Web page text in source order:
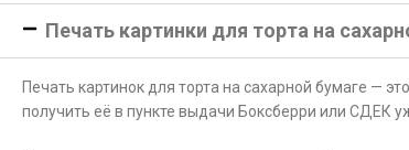
Печать картинки для торта на
Печать картинок для торта на сахарной бумаге —
получить её в пункте выдачи Боксберри или СДЕК